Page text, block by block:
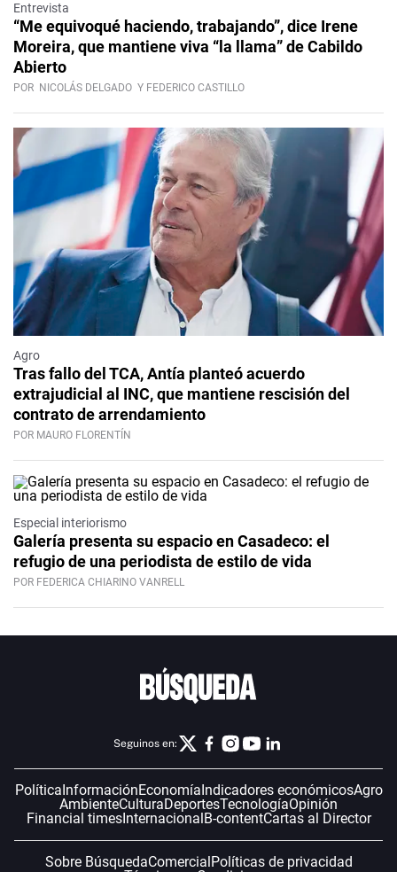
Entrevista
“Me equivoqué haciendo, trabajando”, dice Irene
Moreira, que mantiene viva “la llama” de Cabildo
Abierto
POR NICOLÁS DELGADO Y FEDERICO CASTILLO
Agro
Tras fallo del TCA, Antía planteó acuerdo
extrajudicial al INC, que mantiene rescisión del
contrato de arrendamiento
POR MAURO FLORENTÍN
Especial interiorismo
Galería presenta su espacio en Casadeco: el
refugio de una periodista de estilo de vida
POR FEDERICA CHIARINO VANRELL
Seguinos en:
PolíticaInformaciónEconomíaIndicadores económicosAgro
AmbienteCulturaDeportesTecnologíaOpinión
Financial timesInternacionalB-contentCartas al Director
Sobre BúsquedaComercialPolíticas de privacidad